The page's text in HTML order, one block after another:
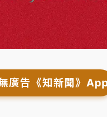
廣告《知新聞》